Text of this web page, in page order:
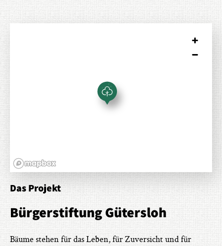
Das Projekt
Bürgerstiftung Gütersloh
Bäume stehen für das Leben, für Zuversicht und für